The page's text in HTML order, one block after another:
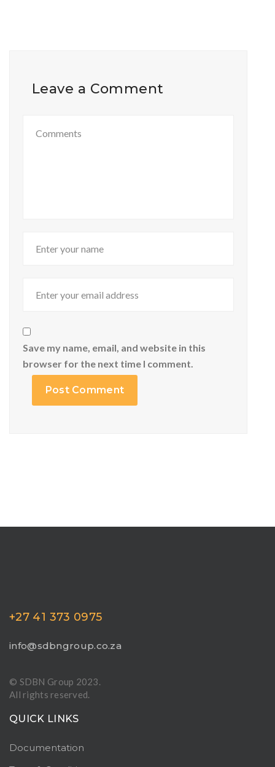
Leave a Comment
Save my name, email, and website in this
browser for the next time I comment.
+27 41 373 0975
info@sdbngroup.co.za
© SDBN Group 2023.
All rights reserved.
QUICK LINKS
Documentation